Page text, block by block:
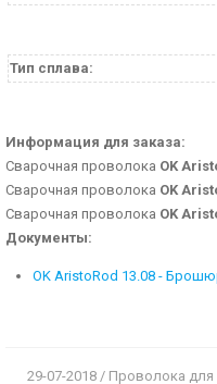
Тип сплава:
Информация для заказа:
Сварочная проволока OK
Сварочная проволока OK
Сварочная проволока OK
Документы:
OK AristoRod 13.08 -
29-07-2018 / Проволока для